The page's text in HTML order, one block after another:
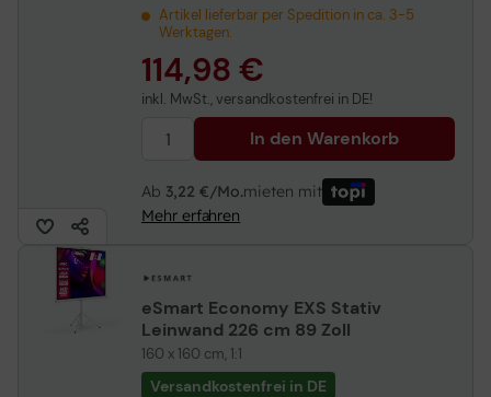
Artikel lieferbar per Spedition in ca. 3-5
Werktagen.
114,98 €
inkl. MwSt., versandkostenfrei in DE!
In den Warenkorb
Ab 3,22 €/Mo.mieten mit
Mehr erfahren
eSmart Economy EXS Stativ
Leinwand 226 cm 89 Zoll
160 x 160 cm, 1:1
Versandkostenfrei in DE